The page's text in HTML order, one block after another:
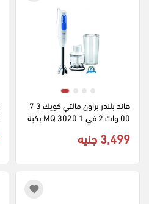
هاند بلندر براون مالتي كويك 3 7
3,499 جنيه